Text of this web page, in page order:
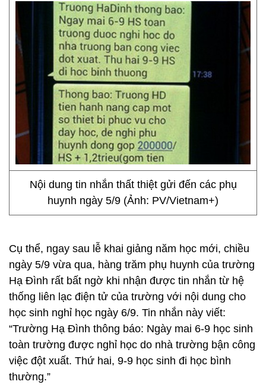
Nội dung tin nhắn thất thiệt gửi đến các phụ
huynh ngày 5/9 (Ảnh: PV/Vietnam+)
Cụ thể, ngay sau lễ khai giảng năm học mới, chiều
ngày 5/9 vừa qua, hàng trăm phụ huynh của trường
Hạ Đình rất bất ngờ khi nhận được tin nhắn từ hệ
thống liên lạc điện tử của trường với nội dung cho
học sinh nghỉ học ngày 6/9. Tin nhắn này viết:
“Trường Hạ Đình thông báo: Ngày mai 6-9 học sinh
toàn trường được nghỉ học do nhà trường bận công
việc đột xuất. Thứ hai, 9-9 học sinh đi học bình
thường.”